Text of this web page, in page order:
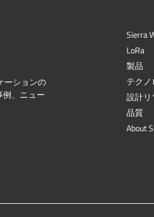
ーションの
、ニュー
Sierra
LoRa
製品
テク
設計リ
品質
About